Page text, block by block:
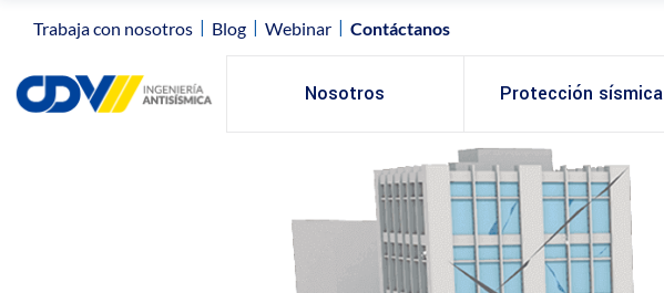
Trabaja con nosotros | Blog | Webinar | Contáctanos
Nosotros Protección sísmica